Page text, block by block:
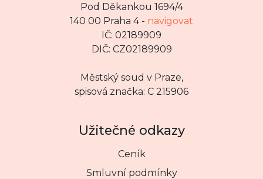
Pod Děkankou 1694/4
140 00 Praha 4 - navigovat
IČ: 02189909
DIČ: CZ02189909
Městský soud v Praze,
spisová značka: C 215906
Užitečné odkazy
Ceník
Smluvní podmínky